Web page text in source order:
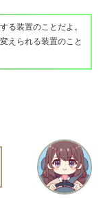
る装置のことだよ。
えられる装置のこと